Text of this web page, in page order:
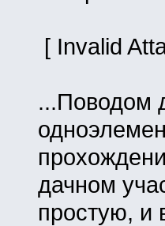
[ Invalid
...Поводом
дачном
простую, и